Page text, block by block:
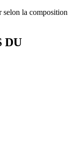
selon la composition
DU